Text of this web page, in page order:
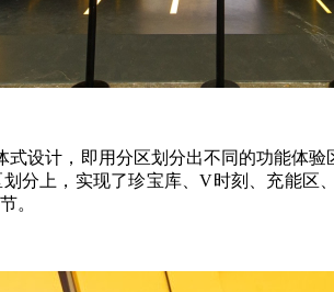
式设计，即用分区划分出不同的功能体
分上，实现了珍宝库、V时刻、充能
。